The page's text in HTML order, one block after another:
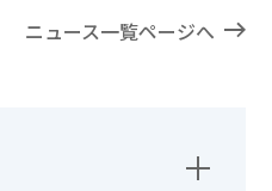
ニュース一覧ページへ